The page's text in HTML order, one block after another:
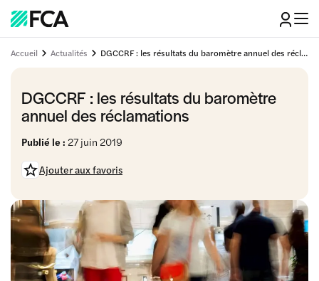
Accueil Actualités DGCCRF : les résultats du baromètre annuel des réclamations
DGCCRF : les résultats du baromètre
annuel des réclamations
Publié le : 27 juin 2019
Ajouter aux favoris